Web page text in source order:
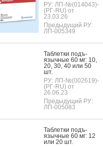
РУ: ЛП-№(014043)-
(РГ-RU) от
23.03.26
Предыдущий РУ:
ЛП-005349
Таб­летки подъ­
языч­ные 60 мг: 10,
20, 30, 40 или 50
шт.
РУ: ЛП-№(002619)-
(РГ-RU) от
26.06.23
Предыдущий РУ:
ЛП-005083
Таб­летки подъ­
языч­ные 60 мг: 12
или 20 шт.